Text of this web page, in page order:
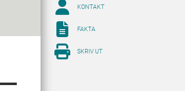
KONTAKT
FAKTA
SKRIV UT